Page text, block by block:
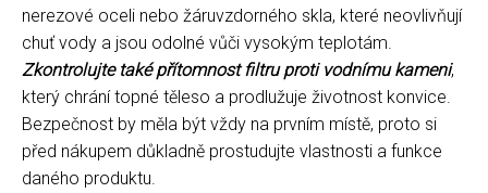
nerezové oceli nebo žáruvzdorného skla, které neovlivňují
chuť vody a jsou odolné vůči vysokým teplotám.
Zkontrolujte také přítomnost filtru proti vodnímu kameni,
který chrání topné těleso a prodlužuje životnost konvice.
Bezpečnost by měla být vždy na prvním místě, proto si
před nákupem důkladně prostudujte vlastnosti a funkce
daného produktu.